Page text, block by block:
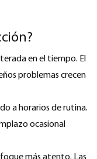
en el tiempo. El
problemas crecen
a horarios de rutina.
ocasional